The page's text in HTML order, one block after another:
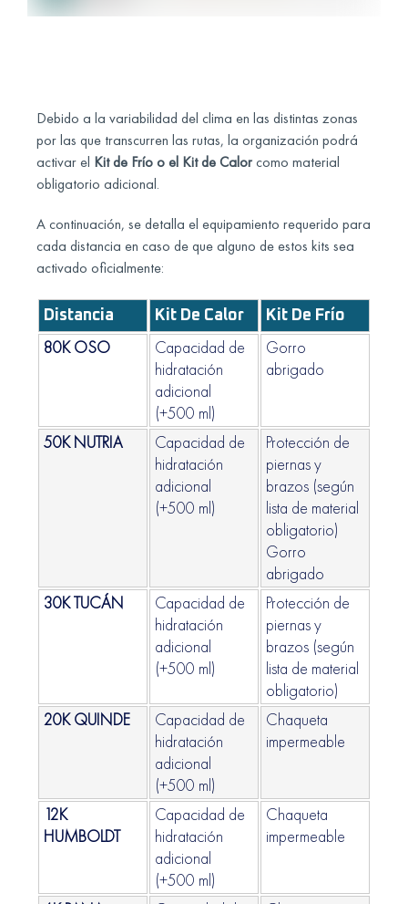
Debido a la variabilidad del clima en las distintas zonas
por las que transcurren las rutas, la organización podrá
activar el Kit de Frío o el Kit de Calorcomo material
obligatorio adicional.
A continuación, se detalla el equipamiento requerido para
cada distancia en caso de que alguno de estos kits sea
activado oficialmente:
Distancia Kit De Calor Kit De Frío
80K OSO
Capacidad de
hidratación
adicional
(+500 ml)
Gorro
abrigado
50K NUTRIA
Capacidad de
hidratación
adicional
(+500 ml)
Protección de
piernas y
brazos (según
lista de material
obligatorio)
Gorro
abrigado
30K TUCÁN
Capacidad de
hidratación
adicional
(+500 ml)
Protección de
piernas y
brazos (según
lista de material
obligatorio)
20K QUINDE
Capacidad de
hidratación
adicional
(+500 ml)
Chaqueta
impermeable
12K
HUMBOLDT
Capacidad de
hidratación
adicional
(+500 ml)
Chaqueta
impermeable